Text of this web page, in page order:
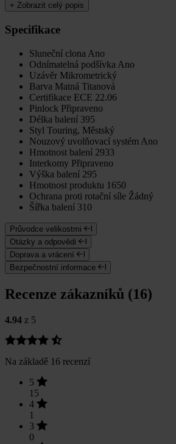
+ Zobrazit celý popis
Specifikace
Sluneční clona Ano
Odnímatelná podšívka Ano
Uzávěr Mikrometrický
Barva Matná Titanová
Certifikace ECE 22.06
Pinlock Připraveno
Délka balení 395
Styl Touring, Městský
Nouzový uvolňovací systém Ano
Hmotnost balení 2933
Interkomy Připraveno
Výška balení 295
Hmotnost produktu 1650
Ochrana proti rotační síle Žádný
Šířka balení 310
Průvodce velikostmi
Otázky a odpovědi
Doprava a vrácení
Bezpečnostní informace
Recenze zákazníků (16)
4.94 z 5
Na základě 16 recenzí
5
15
4
1
3
0